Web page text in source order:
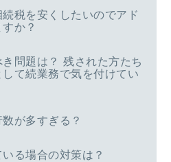
税を安くしたいのでアド
か？
問題は？ 残された方たち
て続業務で気を付けてい
が多すぎる？
る場合の対策は？